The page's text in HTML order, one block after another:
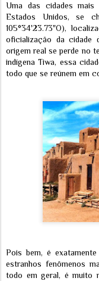
Uma das cidades
Estados Unidos, se
105°34'23.73"O),
oficialização da cidade
origem real se perde no
indígena Tiwa, essa
todo que se reúnem em
Pois bem, é
estranhos fenômenos
todo em geral, é muito